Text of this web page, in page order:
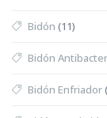
Bidón (11)
Bidón
Bidón Enfriador